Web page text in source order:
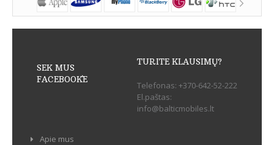
SEK MUS
FACEBOOK`E
TURITE KLAUSIMŲ?
Telefonas: +370-642-52-222
El.paštas:
info@balticmobiles.lt
Apie mus